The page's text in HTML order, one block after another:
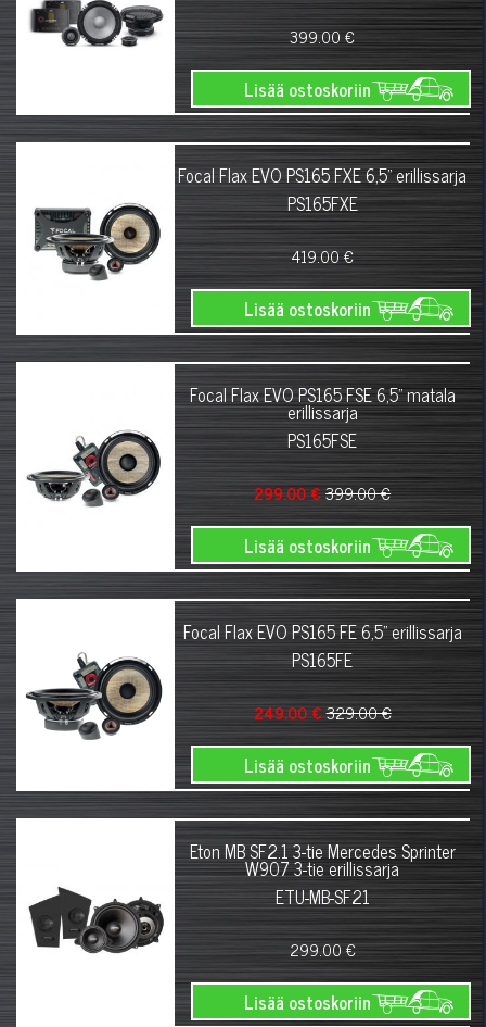
399.00 €
Lisää ostoskoriin
Focal Flax EVO PS165 FXE 6,5" erillissarja
PS165FXE
419.00 €
Lisää ostoskoriin
Focal Flax EVO PS165 FSE 6,5" matala
erillissarja
PS165FSE
299.00 €399.00 €
Lisää ostoskoriin
Focal Flax EVO PS165 FE 6,5" erillissarja
PS165FE
249.00 €329.00 €
Lisää ostoskoriin
Eton MB SF2.1 3-tie Mercedes Sprinter
W907 3-tie erillissarja
ETU-MB-SF21
299.00 €
Lisää ostoskoriin